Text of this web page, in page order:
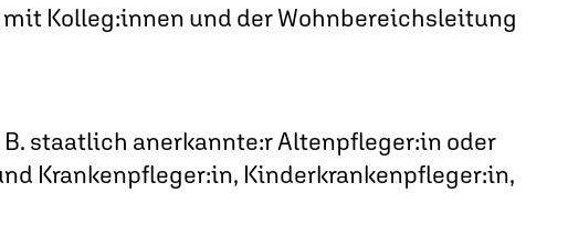
Kolleg:innen und der Wohnbereichsleitung
staatlich anerkannte:r Altenpfleger:in oder
Krankenpfleger:in, Kinderkrankenpfleger:in,